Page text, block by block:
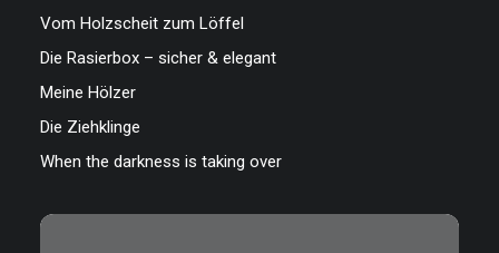
Vom Holzscheit zum Löffel
Die Rasierbox – sicher & elegant
Meine Hölzer
Die Ziehklinge
When the darkness is taking over